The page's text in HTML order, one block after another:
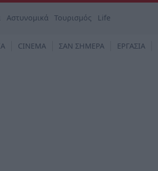
Αστυνομικά Τουρισμός Life
CINEMA ΣΑΝ ΣΗΜΕΡΑ ΕΡΓΑΣΙΑ